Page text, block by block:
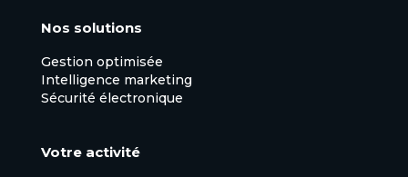
Nos solutions
Gestion optimisée
Intelligence marketing
Sécurité électronique
Votre activité